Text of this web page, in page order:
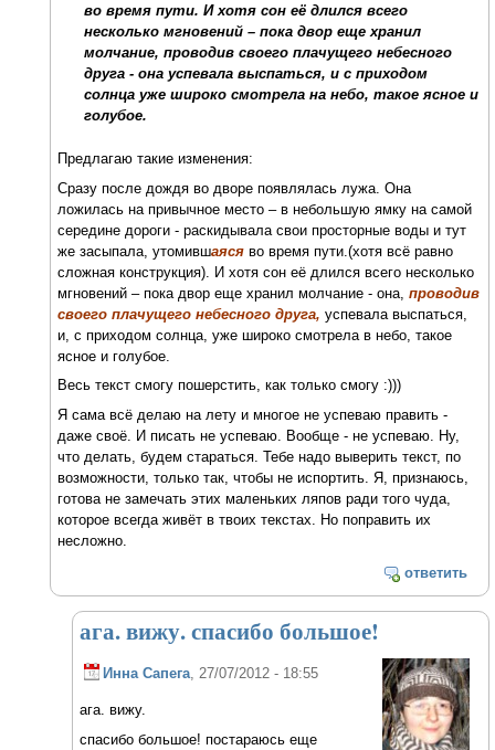
во время пути. И хотя сон её длился всего
несколько мгновений – пока двор еще хранил
молчание, проводив своего плачущего небесного
друга - она успевала выспаться, и с приходом
солнца уже широко смотрела на небо, такое ясное и
голубое.
Предлагаю такие изменения:
Сразу после дождя во дворе появлялась лужа. Она
ложилась на привычное место – в небольшую ямку на самой
середине дороги - раскидывала свои просторные воды и тут
же засыпала, утомившаяся во время пути.(хотя всё равно
сложная конструкция). И хотя сон её длился всего несколько
мгновений – пока двор еще хранил молчание - она,проводив
своего плачущего небесного друга, успевала выспаться,
и, с приходом солнца, уже широко смотрела в небо, такое
ясное и голубое.
Весь текст смогу пошерстить, как только смогу :)))
Я сама всё делаю на лету и многое не успеваю править -
даже своё. И писать не успеваю. Вообще - не успеваю. Ну,
что делать, будем стараться. Тебе надо выверить текст, по
возможности, только так, чтобы не испортить. Я, признаюсь,
готова не замечать этих маленьких ляпов ради того чуда,
которое всегда живёт в твоих текстах. Но поправить их
несложно.
ответить
ага. вижу. спасибо большое!
Инна Сапега, 27/07/2012 - 18:55
ага. вижу.
спасибо большое! постараюсь еще